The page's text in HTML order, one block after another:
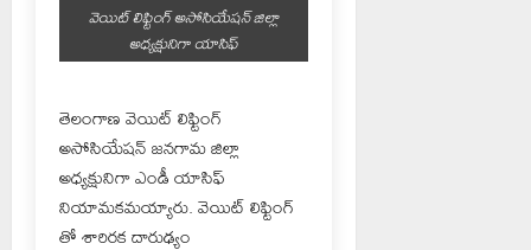
వెయిట్ లిఫ్టింగ్ అసోసియేషన్ జిల్లా
అధ్యక్షునిగా యాసిఫ్
తెలంగాణ వెయిట్ లిఫ్టింగ్
అసోసియేషన్ జనగామ జిల్లా
అధ్యక్షునిగా ఎండీ యాసిఫ్
నియామకమయ్యారు. వెయిట్ లిఫ్టింగ్
తో శారిరక దారుఢ్యం